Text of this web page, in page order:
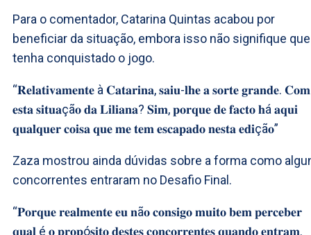
Para o comentador, Catarina Quintas acabou por
beneficiar da situação, embora isso não signifique que
tenha conquistado o jogo.
“𝐑𝐞𝐥𝐚𝐭𝐢𝐯𝐚𝐦𝐞𝐧𝐭𝐞 à 𝐂𝐚𝐭𝐚𝐫𝐢𝐧𝐚, 𝐬𝐚𝐢𝐮-𝐥𝐡𝐞 𝐚 𝐬𝐨𝐫𝐭𝐞 𝐠𝐫𝐚𝐧𝐝𝐞. 𝐂𝐨𝐦
𝐞𝐬𝐭𝐚 𝐬𝐢𝐭𝐮𝐚çã𝐨 𝐝𝐚 𝐋𝐢𝐥𝐢𝐚𝐧𝐚? 𝐒𝐢𝐦, 𝐩𝐨𝐫𝐪𝐮𝐞 𝐝𝐞 𝐟𝐚𝐜𝐭𝐨 𝐡á 𝐚𝐪𝐮𝐢
𝐪𝐮𝐚𝐥𝐪𝐮𝐞𝐫 𝐜𝐨𝐢𝐬𝐚 𝐪𝐮𝐞 𝐦𝐞 𝐭𝐞𝐦 𝐞𝐬𝐜𝐚𝐩𝐚𝐝𝐨 𝐧𝐞𝐬𝐭𝐚 𝐞𝐝𝐢çã𝐨”
Zaza mostrou ainda dúvidas sobre a forma como
concorrentes entraram no Desafio Final.
“𝐏𝐨𝐫𝐪𝐮𝐞 𝐫𝐞𝐚𝐥𝐦𝐞𝐧𝐭𝐞 𝐞𝐮 𝐧ã𝐨 𝐜𝐨𝐧𝐬𝐢𝐠𝐨 𝐦𝐮𝐢𝐭𝐨 𝐛𝐞𝐦 𝐩𝐞𝐫𝐜𝐞𝐛𝐞𝐫
𝐪𝐮𝐚𝐥 é 𝐨 𝐩𝐫𝐨𝐩ó𝐬𝐢𝐭𝐨 𝐝𝐞𝐬𝐭𝐞𝐬 𝐜𝐨𝐧𝐜𝐨𝐫𝐫𝐞𝐧𝐭𝐞𝐬 𝐪𝐮𝐚𝐧𝐝𝐨 𝐞𝐧𝐭𝐫𝐚𝐦.